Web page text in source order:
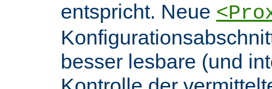
entspricht. Neue
besser lesbare (und